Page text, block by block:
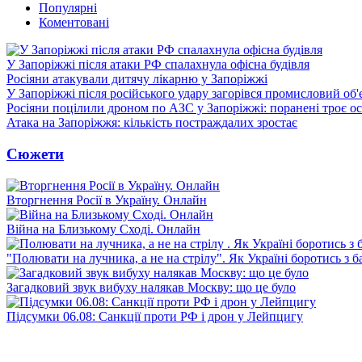
Популярні
Коментовані
У Запоріжжі після атаки РФ спалахнула офісна будівля
Росіяни атакували дитячу лікарню у Запоріжжі
У Запоріжжі після російського удару загорівся промисловий
Росіяни поцілили дроном по АЗС у Запоріжжі: поранені троє
Атака на Запоріжжя: кількість постраждалих зростає
Сюжети
Вторгнення Росії в Україну. Онлайн
Війна на Близькому Сході. Онлайн
"Полювати на лучника, а не на стрілу". Як Україні боротись з
Загадковий звук вибуху налякав Москву: що це було
Підсумки 06.08: Санкції проти РФ і дрон у Лейпцигу